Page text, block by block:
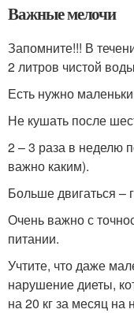
Важные мелочи
Запомните!!! В
2 литров чистой
Есть нужно
Не кушать после
2 – 3 раза в неделю
важно каким).
Больше двигаться –
Очень важно с
питании.
Учтите, что даже
нарушение диеты,
на 20 кг за месяц на